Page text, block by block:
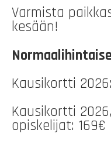
Varmista
kesään!
Kausikortti
Kausikortti
opiskelijat: 169€